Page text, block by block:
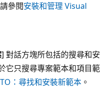
參閱安裝和管理 Visual
] 對話方塊所包括的搜尋和安
它只搜尋專案範本和項目範
：尋找和安裝新範本 。